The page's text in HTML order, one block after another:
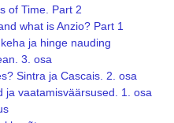
of Time. Part 2
what is Anzio? Part 1
ja hinge nauding
3. osa
Sintra ja Cascais. 2. osa
ja vaatamisväärsused. 1. osa